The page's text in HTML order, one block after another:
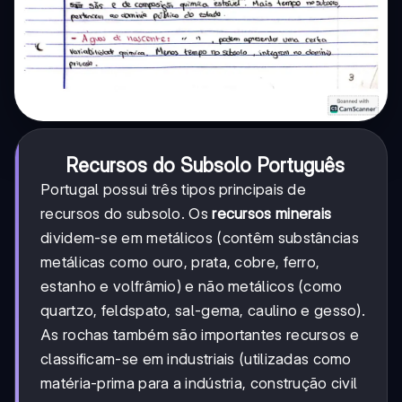
Recursos do Subsolo Português
Portugal possui três tipos principais de
recursos do subsolo. Osrecursos minerais
dividem-se em metálicos (contêm substâncias
metálicas como ouro, prata, cobre, ferro,
estanho e volfrâmio) e não metálicos (como
quartzo, feldspato, sal-gema, caulino e gesso).
As rochas também são importantes recursos e
classificam-se em industriais (utilizadas como
matéria-prima para a indústria, construção civil